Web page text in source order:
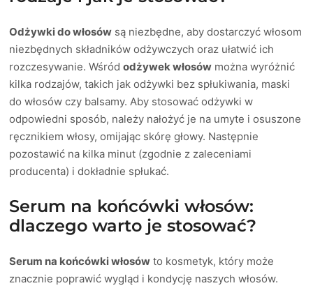
Odżywki do włosów są niezbędne, aby dostarczyć włosom
niezbędnych składników odżywczych oraz ułatwić ich
rozczesywanie. Wśródodżywek włosów można wyróżnić
kilka rodzajów, takich jak odżywki bez spłukiwania, maski
do włosów czy balsamy. Aby stosować odżywki w
odpowiedni sposób, należy nałożyć je na umyte i osuszone
ręcznikiem włosy, omijając skórę głowy. Następnie
pozostawić na kilka minut (zgodnie z zaleceniami
producenta) i dokładnie spłukać.
Serum na końcówki włosów:
dlaczego warto je stosować?
Serum na końcówki włosów to kosmetyk, który może
znacznie poprawić wygląd i kondycję naszych włosów.